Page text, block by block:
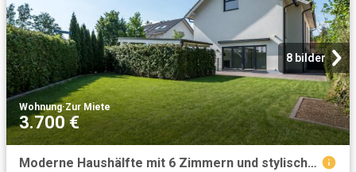
8 bilder
Wohnung·Zur Miete
3.700 €
Moderne Haushälfte mit 6 Zimmern und stylischem Flair